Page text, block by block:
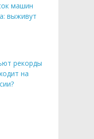
машин
выживут
рекорды
на